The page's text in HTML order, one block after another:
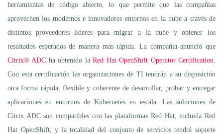
herramientas de código abierto, lo que permite que las compañías
aprovechen los modernos e innovadores entornos en la nube a través de
distintos proveedores líderes para migrar a la nube y obtener los
resultados esperados de manera más rápida. La compañía anunció que
Citrix® ADC ha obtenido laRed Hat OpenShift Operator Certification
Con esta certificación las organizaciones de TI tendrán a su disposición
otra forma rápida, flexible y coherente de desarrollar, probar y entregar
aplicaciones en entornos de Kubernetes en escala. Las soluciones de
Citrix ADC son compatibles con las plataformas Red Hat, incluida Red
Hat OpenShift, y la totalidad del conjunto de servicios tendrá soporte